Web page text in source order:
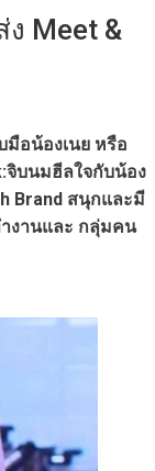
Meet &
อน้องเนย หรือ
จิบนมฮีลใจกับน้อง
Brand สนุกและมี
งานและ กลุ่มคน